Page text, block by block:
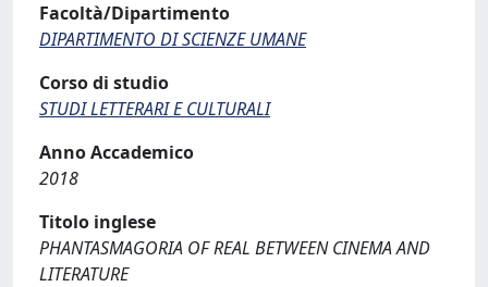
Facoltà/Dipartimento
DIPARTIMENTO DI SCIENZE UMANE
Corso di studio
STUDI LETTERARI E CULTURALI
Anno Accademico
2018
Titolo inglese
PHANTASMAGORIA OF REAL BETWEEN CINEMA AND
LITERATURE